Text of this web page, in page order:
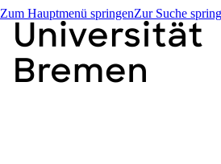
Zum Hauptmenü springenZur Suche